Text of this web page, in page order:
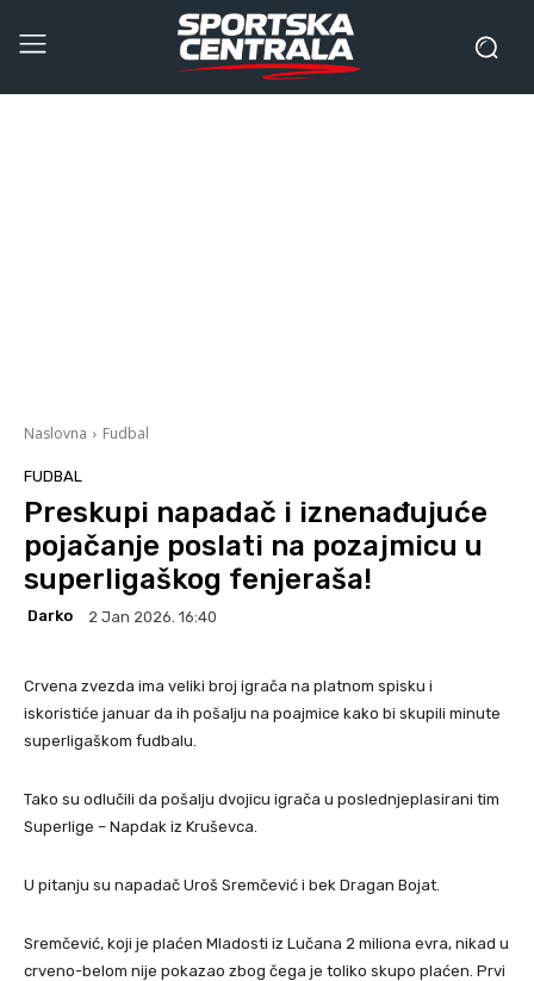
Naslovna Fudbal
FUDBAL
Preskupi napadač i iznenađujuće
pojačanje poslati na pozajmicu u
superligaškog fenjeraša!
Darko 2 Jan 2026. 16:40
Crvena zvezda ima veliki broj igrača na platnom spisku i
iskoristiće januar da ih pošalju na poajmice kako bi skupili minute
superligaškom fudbalu.
Tako su odlučili da pošalju dvojicu igrača u poslednjeplasirani tim
Superlige – Napdak iz Kruševca.
U pitanju su napadač Uroš Sremčević i bek Dragan Bojat.
Sremčević, koji je plaćen Mladosti iz Lučana 2 miliona evra, nikad u
crveno-belom nije pokazao zbog čega je toliko skupo plaćen. Prvi